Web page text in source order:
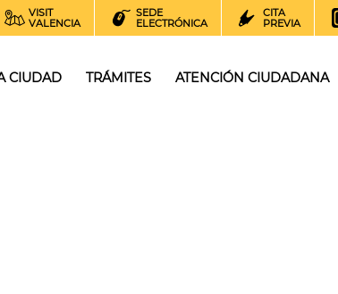
VISIT
VALENCIA
SEDE
ELECTRÓNICA
CITA
PREVIA
CIUDAD TRÁMITES ATENCIÓN CIUDADANA